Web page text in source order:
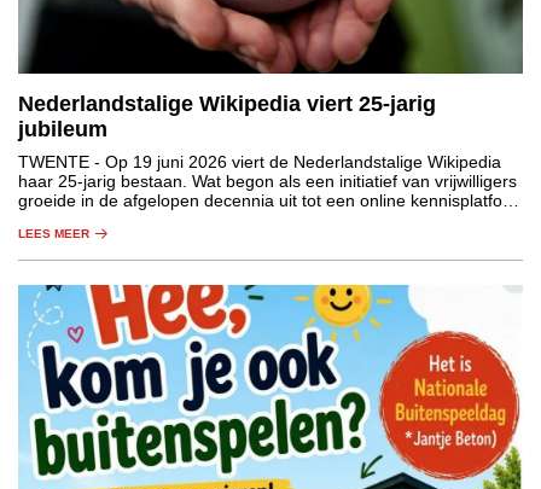
Nederlandstalige Wikipedia viert 25-jarig
jubileum
TWENTE - Op 19 juni 2026 viert de Nederlandstalige Wikipedia
haar 25-jarig bestaan. Wat begon als een initiatief van vrijwilligers
groeide in de afgelopen decennia uit tot een online kennisplatform
LEES MEER